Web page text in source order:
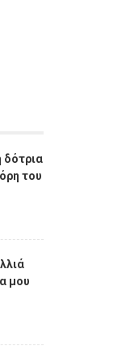
του
μου